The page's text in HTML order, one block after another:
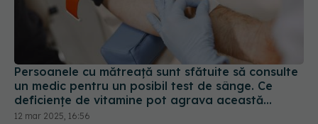
Persoanele cu mătreață sunt sfătuite să consulte
un medic pentru un posibil test de sânge. Ce
deficiențe de vitamine pot agrava această
afecțiune
12 mar 2025, 16:56